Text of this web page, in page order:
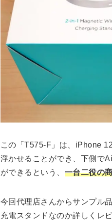
この「T575-F」は、iPhone
浮かせることができ、下側で
ができるという、 一台二役の
今回代理店さんからサンプル
充電スタンドなのか詳しくレ